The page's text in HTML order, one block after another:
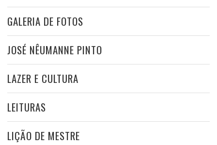
GALERIA DE FOTOS
JOSÉ NÊUMANNE PINTO
LAZER E CULTURA
LEITURAS
LIÇÃO DE MESTRE